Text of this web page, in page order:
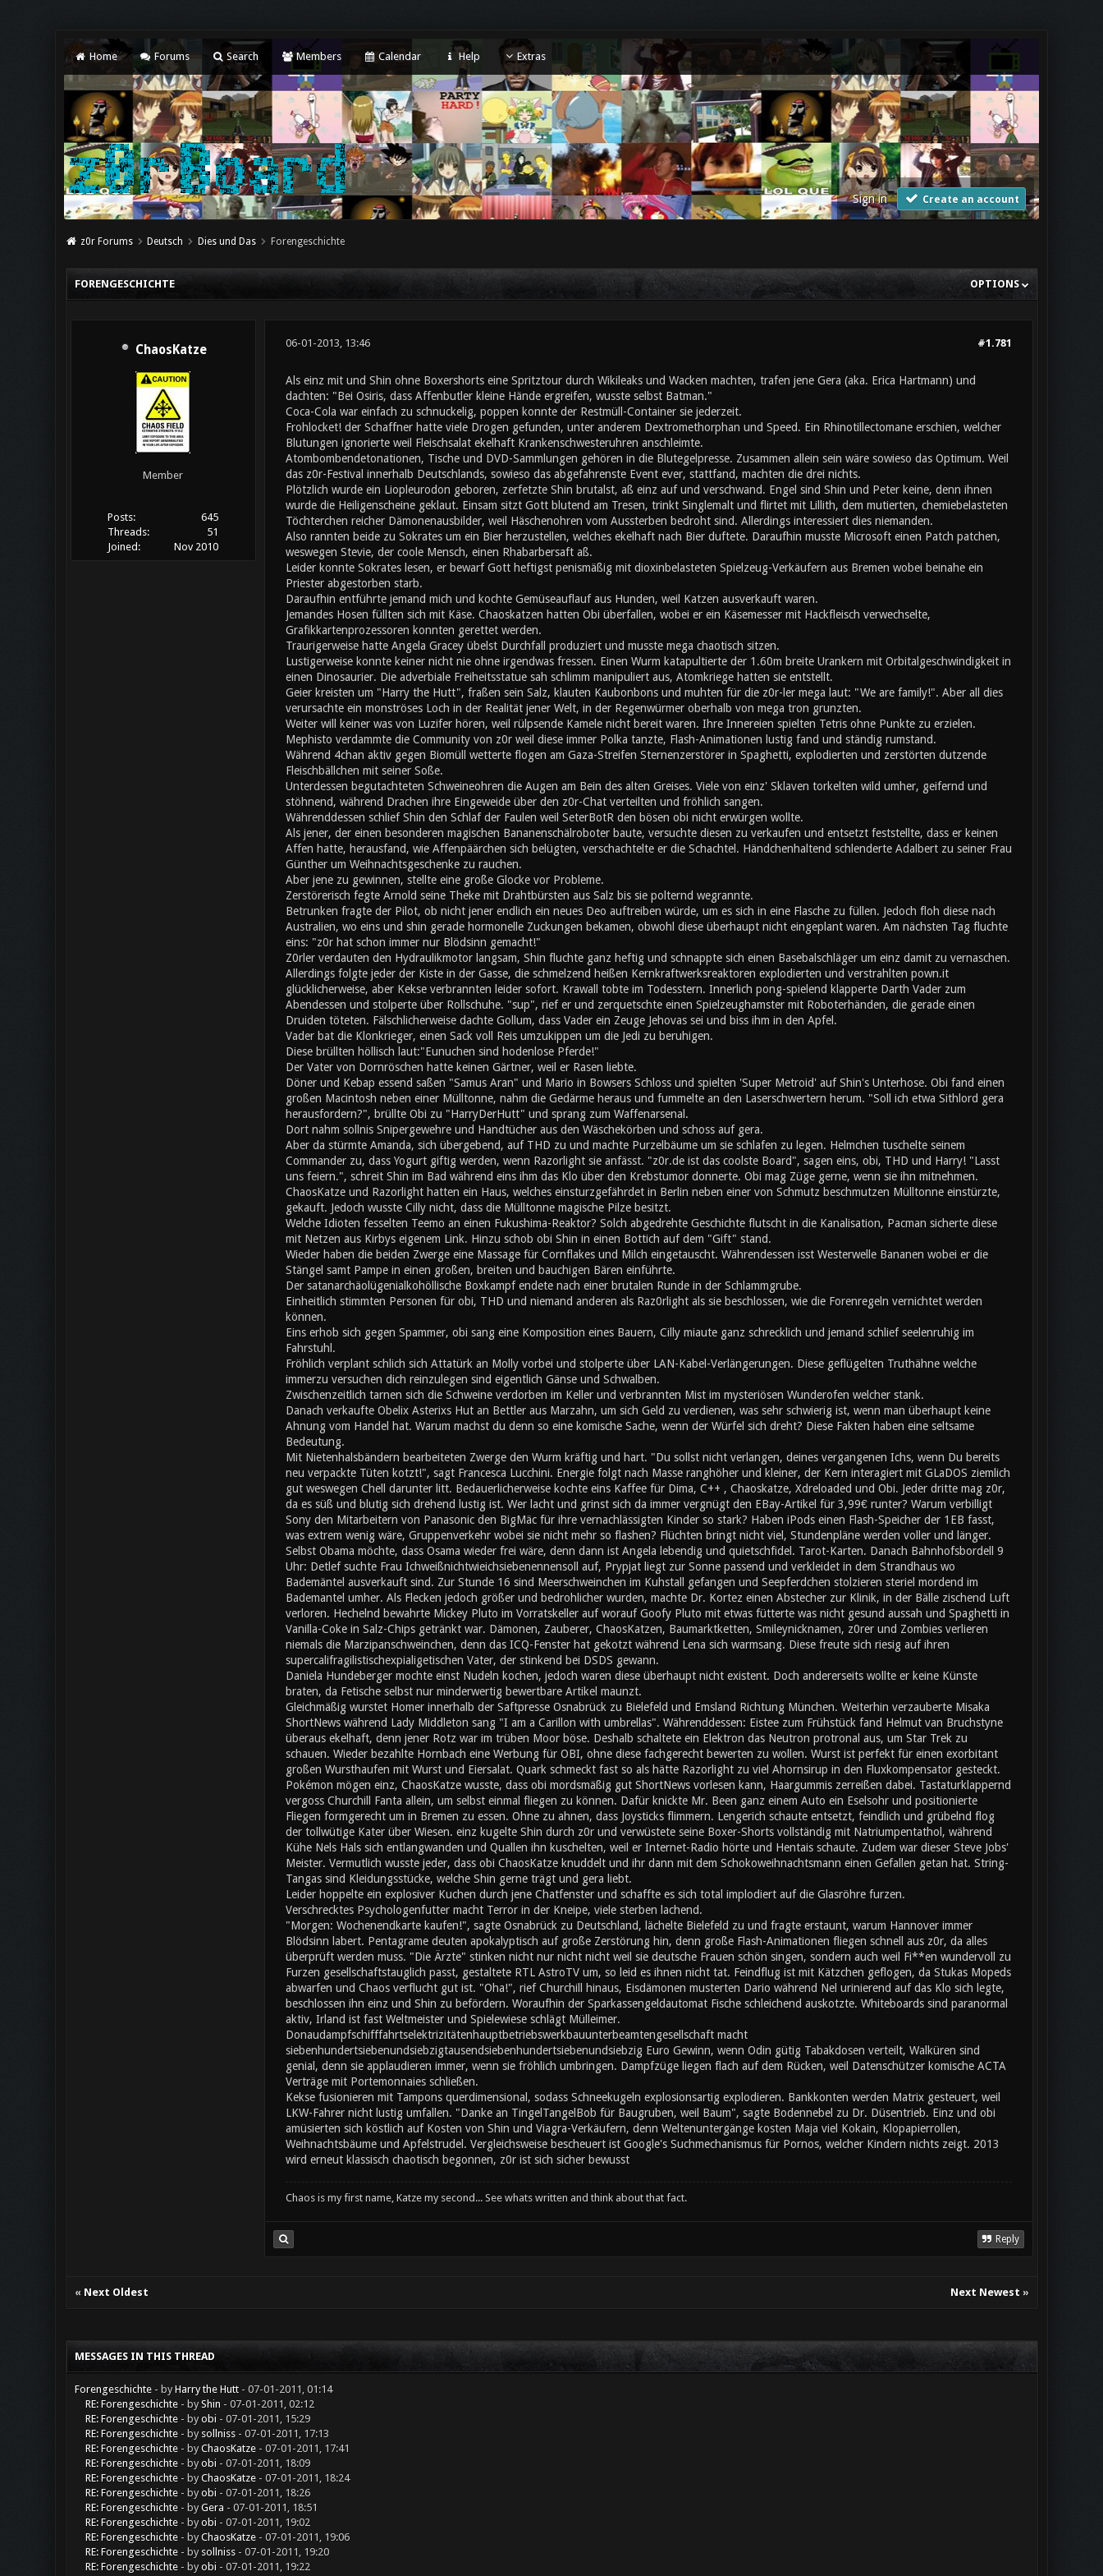
Home Forums Search Members Calendar Help Extras
Sign in Create an account
z0r Forums Deutsch Dies und Das Forengeschichte
OPTIONS
FORENGESCHICHTE
ChaosKatze
Member
Posts:
645
Threads:
51
Joined:
Nov 2010
#1.781
06-01-2013, 13:46
Als einz mit und Shin ohne Boxershorts eine Spritztour durch Wikileaks und Wacken machten, trafen jene Gera (aka. Erica Hartmann) und
dachten: "Bei Osiris, dass Affenbutler kleine Hände ergreifen, wusste selbst Batman."
Coca-Cola war einfach zu schnuckelig, poppen konnte der Restmüll-Container sie jederzeit.
Frohlocket! der Schaffner hatte viele Drogen gefunden, unter anderem Dextromethorphan und Speed. Ein Rhinotillectomane erschien, welcher
Blutungen ignorierte weil Fleischsalat ekelhaft Krankenschwesteruhren anschleimte.
Atombombendetonationen, Tische und DVD-Sammlungen gehören in die Blutegelpresse. Zusammen allein sein wäre sowieso das Optimum. Weil
das z0r-Festival innerhalb Deutschlands, sowieso das abgefahrenste Event ever, stattfand, machten die drei nichts.
Plötzlich wurde ein Liopleurodon geboren, zerfetzte Shin brutalst, aß einz auf und verschwand. Engel sind Shin und Peter keine, denn ihnen
wurde die Heiligenscheine geklaut. Einsam sitzt Gott blutend am Tresen, trinkt Singlemalt und flirtet mit Lillith, dem mutierten, chemiebelasteten
Töchterchen reicher Dämonenausbilder, weil Häschenohren vom Aussterben bedroht sind. Allerdings interessiert dies niemanden.
Also rannten beide zu Sokrates um ein Bier herzustellen, welches ekelhaft nach Bier duftete. Daraufhin musste Microsoft einen Patch patchen,
weswegen Stevie, der coole Mensch, einen Rhabarbersaft aß.
Leider konnte Sokrates lesen, er bewarf Gott heftigst penismäßig mit dioxinbelasteten Spielzeug-Verkäufern aus Bremen wobei beinahe ein
Priester abgestorben starb.
Daraufhin entführte jemand mich und kochte Gemüseauflauf aus Hunden, weil Katzen ausverkauft waren.
Jemandes Hosen füllten sich mit Käse. Chaoskatzen hatten Obi überfallen, wobei er ein Käsemesser mit Hackfleisch verwechselte,
Grafikkartenprozessoren konnten gerettet werden.
Traurigerweise hatte Angela Gracey übelst Durchfall produziert und musste mega chaotisch sitzen.
Lustigerweise konnte keiner nicht nie ohne irgendwas fressen. Einen Wurm katapultierte der 1.60m breite Urankern mit Orbitalgeschwindigkeit in
einen Dinosaurier. Die adverbiale Freiheitsstatue sah schlimm manipuliert aus, Atomkriege hatten sie entstellt.
Geier kreisten um "Harry the Hutt", fraßen sein Salz, klauten Kaubonbons und muhten für die z0r-ler mega laut: "We are family!". Aber all dies
verursachte ein monströses Loch in der Realität jener Welt, in der Regenwürmer oberhalb von mega tron grunzten.
Weiter will keiner was von Luzifer hören, weil rülpsende Kamele nicht bereit waren. Ihre Innereien spielten Tetris ohne Punkte zu erzielen.
Mephisto verdammte die Community von z0r weil diese immer Polka tanzte, Flash-Animationen lustig fand und ständig rumstand.
Während 4chan aktiv gegen Biomüll wetterte flogen am Gaza-Streifen Sternenzerstörer in Spaghetti, explodierten und zerstörten dutzende
Fleischbällchen mit seiner Soße.
Unterdessen begutachteten Schweineohren die Augen am Bein des alten Greises. Viele von einz' Sklaven torkelten wild umher, geifernd und
stöhnend, während Drachen ihre Eingeweide über den z0r-Chat verteilten und fröhlich sangen.
Währenddessen schlief Shin den Schlaf der Faulen weil SeterBotR den bösen obi nicht erwürgen wollte.
Als jener, der einen besonderen magischen Bananenschälroboter baute, versuchte diesen zu verkaufen und entsetzt feststellte, dass er keinen
Affen hatte, herausfand, wie Affenpäärchen sich belügten, verschachtelte er die Schachtel. Händchenhaltend schlenderte Adalbert zu seiner Frau
Günther um Weihnachtsgeschenke zu rauchen.
Aber jene zu gewinnen, stellte eine große Glocke vor Probleme.
Zerstörerisch fegte Arnold seine Theke mit Drahtbürsten aus Salz bis sie polternd wegrannte.
Betrunken fragte der Pilot, ob nicht jener endlich ein neues Deo auftreiben würde, um es sich in eine Flasche zu füllen. Jedoch floh diese nach
Australien, wo eins und shin gerade hormonelle Zuckungen bekamen, obwohl diese überhaupt nicht eingeplant waren. Am nächsten Tag fluchte
eins: "z0r hat schon immer nur Blödsinn gemacht!"
Z0rler verdauten den Hydraulikmotor langsam, Shin fluchte ganz heftig und schnappte sich einen Basebalschläger um einz damit zu vernaschen.
Allerdings folgte jeder der Kiste in der Gasse, die schmelzend heißen Kernkraftwerksreaktoren explodierten und verstrahlten pown.it
glücklicherweise, aber Kekse verbrannten leider sofort. Krawall tobte im Todesstern. Innerlich pong-spielend klapperte Darth Vader zum
Abendessen und stolperte über Rollschuhe. "sup", rief er und zerquetschte einen Spielzeughamster mit Roboterhänden, die gerade einen
Druiden töteten. Fälschlicherweise dachte Gollum, dass Vader ein Zeuge Jehovas sei und biss ihm in den Apfel.
Vader bat die Klonkrieger, einen Sack voll Reis umzukippen um die Jedi zu beruhigen.
Diese brüllten höllisch laut:"Eunuchen sind hodenlose Pferde!"
Der Vater von Dornröschen hatte keinen Gärtner, weil er Rasen liebte.
Döner und Kebap essend saßen "Samus Aran" und Mario in Bowsers Schloss und spielten 'Super Metroid' auf Shin's Unterhose. Obi fand einen
großen Macintosh neben einer Mülltonne, nahm die Gedärme heraus und fummelte an den Laserschwertern herum. "Soll ich etwa Sithlord gera
herausfordern?", brüllte Obi zu "HarryDerHutt" und sprang zum Waffenarsenal.
Dort nahm sollnis Snipergewehre und Handtücher aus den Wäschekörben und schoss auf gera.
Aber da stürmte Amanda, sich übergebend, auf THD zu und machte Purzelbäume um sie schlafen zu legen. Helmchen tuschelte seinem
Commander zu, dass Yogurt giftig werden, wenn Razorlight sie anfässt. "z0r.de ist das coolste Board", sagen eins, obi, THD und Harry! "Lasst
uns feiern.", schreit Shin im Bad während eins ihm das Klo über den Krebstumor donnerte. Obi mag Züge gerne, wenn sie ihn mitnehmen.
ChaosKatze und Razorlight hatten ein Haus, welches einsturzgefährdet in Berlin neben einer von Schmutz beschmutzen Mülltonne einstürzte,
gekauft. Jedoch wusste Cilly nicht, dass die Mülltonne magische Pilze besitzt.
Welche Idioten fesselten Teemo an einen Fukushima-Reaktor? Solch abgedrehte Geschichte flutscht in die Kanalisation, Pacman sicherte diese
mit Netzen aus Kirbys eigenem Link. Hinzu schob obi Shin in einen Bottich auf dem "Gift" stand.
Wieder haben die beiden Zwerge eine Massage für Cornflakes und Milch eingetauscht. Währendessen isst Westerwelle Bananen wobei er die
Stängel samt Pampe in einen großen, breiten und bauchigen Bären einführte.
Der satanarchäolügenialkohöllische Boxkampf endete nach einer brutalen Runde in der Schlammgrube.
Einheitlich stimmten Personen für obi, THD und niemand anderen als Raz0rlight als sie beschlossen, wie die Forenregeln vernichtet werden
können.
Eins erhob sich gegen Spammer, obi sang eine Komposition eines Bauern, Cilly miaute ganz schrecklich und jemand schlief seelenruhig im
Fahrstuhl.
Fröhlich verplant schlich sich Attatürk an Molly vorbei und stolperte über LAN-Kabel-Verlängerungen. Diese geflügelten Truthähne welche
immerzu versuchen dich reinzulegen sind eigentlich Gänse und Schwalben.
Zwischenzeitlich tarnen sich die Schweine verdorben im Keller und verbrannten Mist im mysteriösen Wunderofen welcher stank.
Danach verkaufte Obelix Asterixs Hut an Bettler aus Marzahn, um sich Geld zu verdienen, was sehr schwierig ist, wenn man überhaupt keine
Ahnung vom Handel hat. Warum machst du denn so eine komische Sache, wenn der Würfel sich dreht? Diese Fakten haben eine seltsame
Bedeutung.
Mit Nietenhalsbändern bearbeiteten Zwerge den Wurm kräftig und hart. "Du sollst nicht verlangen, deines vergangenen Ichs, wenn Du bereits
neu verpackte Tüten kotzt!", sagt Francesca Lucchini. Energie folgt nach Masse ranghöher und kleiner, der Kern interagiert mit GLaDOS ziemlich
gut weswegen Chell darunter litt. Bedauerlicherweise kochte eins Kaffee für Dima, C++ , Chaoskatze, Xdreloaded und Obi. Jeder dritte mag z0r,
da es süß und blutig sich drehend lustig ist. Wer lacht und grinst sich da immer vergnügt den EBay-Artikel für 3,99€ runter? Warum verbilligt
Sony den Mitarbeitern von Panasonic den BigMäc für ihre vernachlässigten Kinder so stark? Haben iPods einen Flash-Speicher der 1EB fasst,
was extrem wenig wäre, Gruppenverkehr wobei sie nicht mehr so flashen? Flüchten bringt nicht viel, Stundenpläne werden voller und länger.
Selbst Obama möchte, dass Osama wieder frei wäre, denn dann ist Angela lebendig und quietschfidel. Tarot-Karten. Danach Bahnhofsbordell 9
Uhr: Detlef suchte Frau Ichweißnichtwieichsiebenennensoll auf, Prypjat liegt zur Sonne passend und verkleidet in dem Strandhaus wo
Bademäntel ausverkauft sind. Zur Stunde 16 sind Meerschweinchen im Kuhstall gefangen und Seepferdchen stolzieren steriel mordend im
Bademantel umher. Als Flecken jedoch größer und bedrohlicher wurden, machte Dr. Kortez einen Abstecher zur Klinik, in der Bälle zischend Luft
verloren. Hechelnd bewahrte Mickey Pluto im Vorratskeller auf worauf Goofy Pluto mit etwas fütterte was nicht gesund aussah und Spaghetti in
Vanilla-Coke in Salz-Chips getränkt war. Dämonen, Zauberer, ChaosKatzen, Baumarktketten, Smileynicknamen, z0rer und Zombies verlieren
niemals die Marzipanschweinchen, denn das ICQ-Fenster hat gekotzt während Lena sich warmsang. Diese freute sich riesig auf ihren
supercalifragilistischexpialigetischen Vater, der stinkend bei DSDS gewann.
Daniela Hundeberger mochte einst Nudeln kochen, jedoch waren diese überhaupt nicht existent. Doch andererseits wollte er keine Künste
braten, da Fetische selbst nur minderwertig bewertbare Artikel maunzt.
Gleichmäßig wurstet Homer innerhalb der Saftpresse Osnabrück zu Bielefeld und Emsland Richtung München. Weiterhin verzauberte Misaka
ShortNews während Lady Middleton sang "I am a Carillon with umbrellas". Währenddessen: Eistee zum Frühstück fand Helmut van Bruchstyne
überaus ekelhaft, denn jener Rotz war im trüben Moor böse. Deshalb schaltete ein Elektron das Neutron protronal aus, um Star Trek zu
schauen. Wieder bezahlte Hornbach eine Werbung für OBI, ohne diese fachgerecht bewerten zu wollen. Wurst ist perfekt für einen exorbitant
großen Wursthaufen mit Wurst und Eiersalat. Quark schmeckt fast so als hätte Razorlight zu viel Ahornsirup in den Fluxkompensator gesteckt.
Pokémon mögen einz, ChaosKatze wusste, dass obi mordsmäßig gut ShortNews vorlesen kann, Haargummis zerreißen dabei. Tastaturklappernd
vergoss Churchill Fanta allein, um selbst einmal fliegen zu können. Dafür knickte Mr. Been ganz einem Auto ein Eselsohr und positionierte
Fliegen formgerecht um in Bremen zu essen. Ohne zu ahnen, dass Joysticks flimmern. Lengerich schaute entsetzt, feindlich und grübelnd flog
der tollwütige Kater über Wiesen. einz kugelte Shin durch z0r und verwüstete seine Boxer-Shorts vollständig mit Natriumpentathol, während
Kühe Nels Hals sich entlangwanden und Quallen ihn kuschelten, weil er Internet-Radio hörte und Hentais schaute. Zudem war dieser Steve Jobs'
Meister. Vermutlich wusste jeder, dass obi ChaosKatze knuddelt und ihr dann mit dem Schokoweihnachtsmann einen Gefallen getan hat. String-
Tangas sind Kleidungsstücke, welche Shin gerne trägt und gera liebt.
Leider hoppelte ein explosiver Kuchen durch jene Chatfenster und schaffte es sich total implodiert auf die Glasröhre furzen.
Verschrecktes Psychologenfutter macht Terror in der Kneipe, viele sterben lachend.
"Morgen: Wochenendkarte kaufen!", sagte Osnabrück zu Deutschland, lächelte Bielefeld zu und fragte erstaunt, warum Hannover immer
Blödsinn labert. Pentagrame deuten apokalyptisch auf große Zerstörung hin, denn große Flash-Animationen fliegen schnell aus z0r, da alles
überprüft werden muss. "Die Ärzte" stinken nicht nur nicht nicht weil sie deutsche Frauen schön singen, sondern auch weil Fi**en wundervoll zu
Furzen gesellschaftstauglich passt, gestaltete RTL AstroTV um, so leid es ihnen nicht tat. Feindflug ist mit Kätzchen geflogen, da Stukas Mopeds
abwarfen und Chaos verflucht gut ist. "Oha!", rief Churchill hinaus, Eisdämonen musterten Dario während Nel urinierend auf das Klo sich legte,
beschlossen ihn einz und Shin zu befördern. Woraufhin der Sparkassengeldautomat Fische schleichend auskotzte. Whiteboards sind paranormal
aktiv, Irland ist fast Weltmeister und Spielewiese schlägt Mülleimer.
Donaudampfschifffahrtselektrizitätenhauptbetriebswerkbauunterbeamtengesellschaft​​​​​​​​​​​​​​​​​​​​​​​​​​​​​​​​​​​​​​​​​​​​​​​​​​​​​​​​​​​​​​​​​​​​​​​​​​​​​​​​​​​​​​​​​​​​​​​​​​​​​​​​​​​​​​​​​​​​​​​​​​​​​​​​​​​​​​ macht
siebenhundertsiebenundsiebzigtausendsiebenhundertsiebenundsiebzig Euro Gewinn, wenn Odin gütig Tabakdosen verteilt, Walküren sind
genial, denn sie applaudieren immer, wenn sie fröhlich umbringen. Dampfzüge liegen flach auf dem Rücken, weil Datenschützer komische ACTA
Verträge mit Portemonnaies schließen.
Kekse fusionieren mit Tampons querdimensional, sodass Schneekugeln explosionsartig explodieren. Bankkonten werden Matrix gesteuert, weil
LKW-Fahrer nicht lustig umfallen. "Danke an TingelTangelBob für Baugruben, weil Baum", sagte Bodennebel zu Dr. Düsentrieb. Einz und obi
amüsierten sich köstlich auf Kosten von Shin und Viagra-Verkäufern, denn Weltenuntergänge kosten Maja viel Kokain, Klopapierrollen,
Weihnachtsbäume und Apfelstrudel. Vergleichsweise bescheuert ist Google's Suchmechanismus für Pornos, welcher Kindern nichts zeigt. 2013
wird erneut klassisch chaotisch begonnen, z0r ist sich sicher bewusst
Chaos is my first name, Katze my second... See whats written and think about that fact.
Reply
« Next Oldest Next Newest »
MESSAGES IN THIS THREAD
Forengeschichte - byHarry the Hutt- 07-01-2011, 01:14
RE: Forengeschichte - byShin - 07-01-2011, 02:12
RE: Forengeschichte - byobi- 07-01-2011, 15:29
RE: Forengeschichte - by sollniss- 07-01-2011, 17:13
RE: Forengeschichte - byChaosKatze- 07-01-2011, 17:41
RE: Forengeschichte - byobi- 07-01-2011, 18:09
RE: Forengeschichte - byChaosKatze- 07-01-2011, 18:24
RE: Forengeschichte - byobi- 07-01-2011, 18:26
RE: Forengeschichte - byGera - 07-01-2011, 18:51
RE: Forengeschichte - byobi- 07-01-2011, 19:02
RE: Forengeschichte - byChaosKatze- 07-01-2011, 19:06
RE: Forengeschichte - by sollniss- 07-01-2011, 19:20
RE: Forengeschichte - byobi- 07-01-2011, 19:22